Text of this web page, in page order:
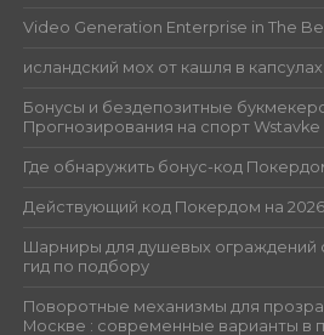
Video Generation Enterprise in The
исландский мох от кашля в капсулах
Бонусы и бездепозитные
Прогнозирования на спорт Wstavke
Где обнаружить бонус-код
Действующий код Покердом на 2026
Шарниры для душевых ограждений
гид по подбору
Поворотные механизмы для
Москве : современные варианты в